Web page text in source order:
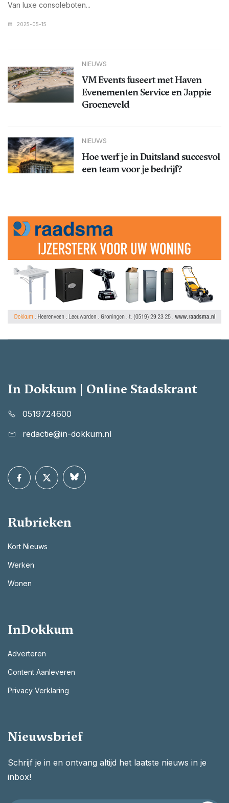
Van luxe consoleboten...
2025-05-15
NIEUWS
VM Events fuseert met Haven
Evenementen Service en Jappie
Groeneveld
NIEUWS
Hoe werf je in Duitsland succesvol
een team voor je bedrijf?
In Dokkum | Online Stadskrant
0519724600
redactie@in-dokkum.nl
Rubrieken
Kort Nieuws
Werken
Wonen
InDokkum
Adverteren
Content Aanleveren
Privacy Verklaring
Nieuwsbrief
Schrijf je in en ontvang altijd het laatste nieuws in je
inbox!